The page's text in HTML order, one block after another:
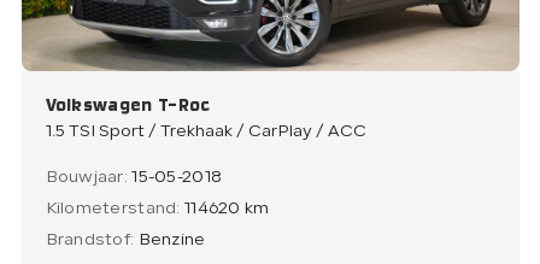
Volkswagen T-Roc
1.5 TSI Sport / Trekhaak / CarPlay / ACC
Bouwjaar:15-05-2018
Kilometerstand: 114620 km
Brandstof: Benzine